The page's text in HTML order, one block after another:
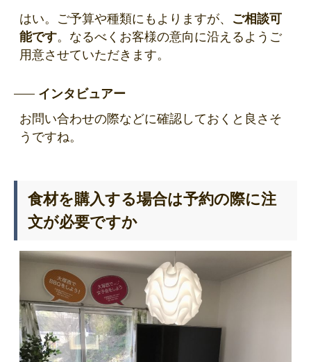
はい。ご予算や種類にもよりますが、 ご相談可
能です。なるべくお客様の意向に沿えるようご
用意させていただきます。
インタビュアー
お問い合わせの際などに確認しておくと良さそ
うですね。
食材を購入する場合は予約の際に注
文が必要ですか